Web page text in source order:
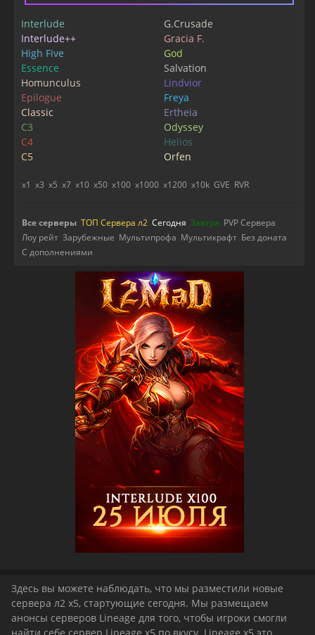
Interlude
Interlude++
High Five
Essence
Homunculus
Epilogue
Classic
C3
C4
C5
G.Crusade
Gracia F.
God
Salvation
Lindvior
Freya
Ertheia
Odyssey
Helios
Orfen
x1 x3 x5 x7 x10 x50 x100 x1000 x1200 x10k GVE RVR
Все серверы ТОП Сервера л2 Сегодня Завтра PVP Сервера
Лоу рейт Зарубежные Мультипрофа Мультикрафт Без доната
С дополнениями
Здесь вы можете наблюдать, что мы разместили новые
сервера л2 x5, стартующие сегодня. Мы размещаем
анонсы серверов Lineage для того, чтобы игроки смогли